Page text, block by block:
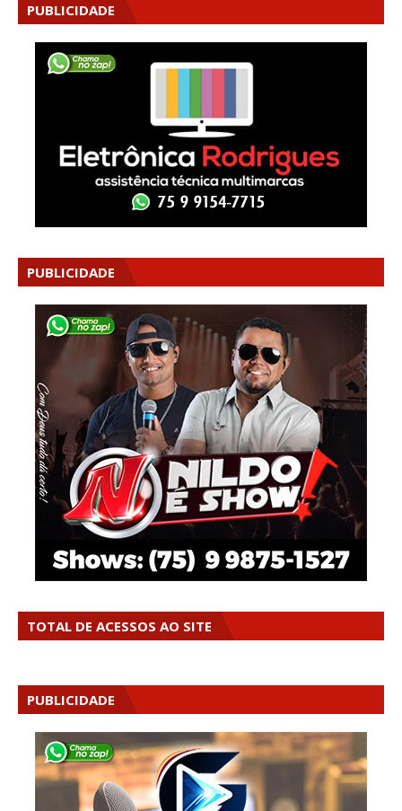
PUBLICIDADE
PUBLICIDADE
TOTAL DE ACESSOS AO SITE
PUBLICIDADE